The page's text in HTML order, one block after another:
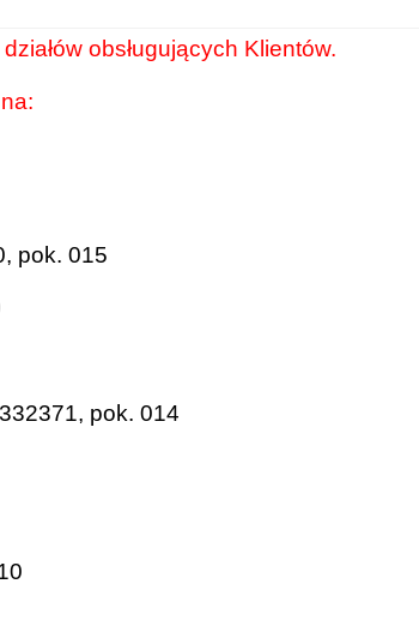
obsługujących Klientów.
pok. 015
pok. 014